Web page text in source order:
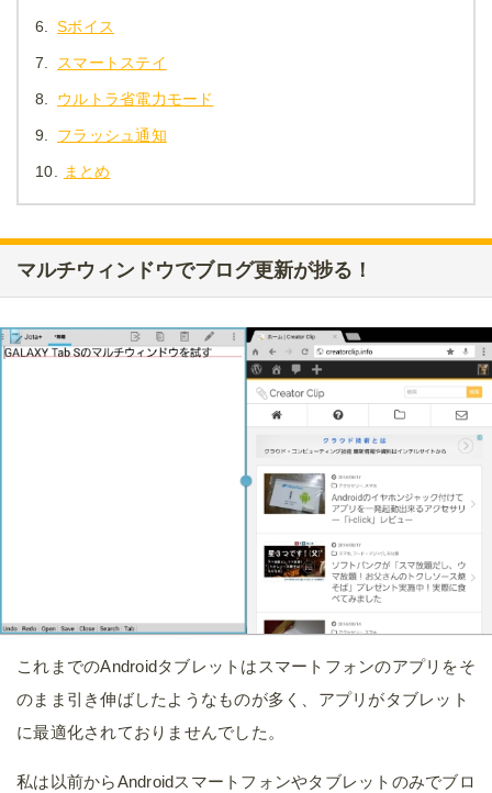
6. Sボイス
7. スマートステイ
8. ウルトラ省電力モード
9. フラッシュ通知
10. まとめ
マルチウィンドウでブログ更新が捗る！
これまでのAndroidタブレットはスマートフォンのアプリをそ
のまま引き伸ばしたようなものが多く、アプリがタブレット
に最適化されておりませんでした。
私は以前からAndroidスマートフォンやタブレットのみでブロ